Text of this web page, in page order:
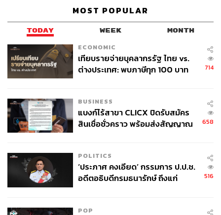
MOST POPULAR
TODAY WEEK MONTH
ECONOMIC
เทียบรายจ่ายบุคลากรรัฐ ไทย vs.
ต่างประเทศ: พบภาษีทุก 100 บาท
714
BUSINESS
แบงก์ไร้สาขา CLICX ปิดรับสมัคร
สินเชื่อชั่วคราว พร้อมส่งสัญญาณ
658
POLITICS
‘ประภาศ คงเอียด’ กรรมการ ป.ป.ช.
อดีตอธิบดีกรมธนารักษ์ ถึงแก่
516
POP